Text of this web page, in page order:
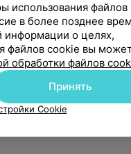
использования файлов
в более позднее
информации о целях,
файлов cookie вы
обработки файлов
Принять
Cookie